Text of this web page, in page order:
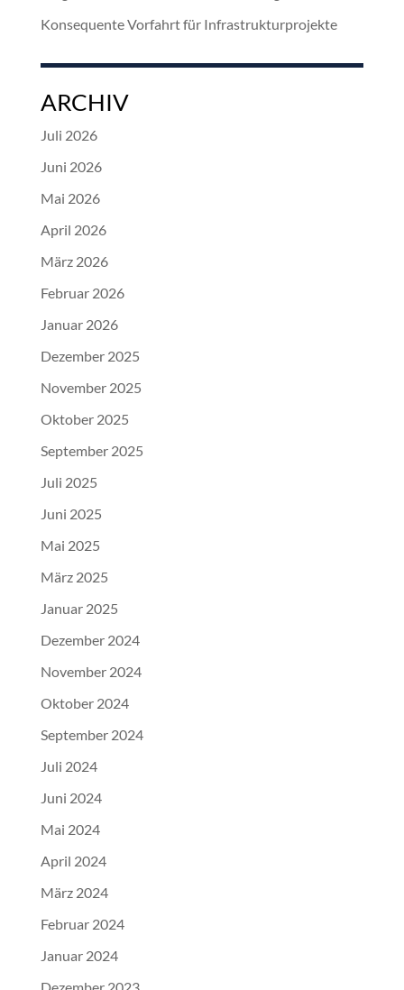
Konsequente Vorfahrt für Infrastrukturprojekte
ARCHIV
Juli 2026
Juni 2026
Mai 2026
April 2026
März 2026
Februar 2026
Januar 2026
Dezember 2025
November 2025
Oktober 2025
September 2025
Juli 2025
Juni 2025
Mai 2025
März 2025
Januar 2025
Dezember 2024
November 2024
Oktober 2024
September 2024
Juli 2024
Juni 2024
Mai 2024
April 2024
März 2024
Februar 2024
Januar 2024